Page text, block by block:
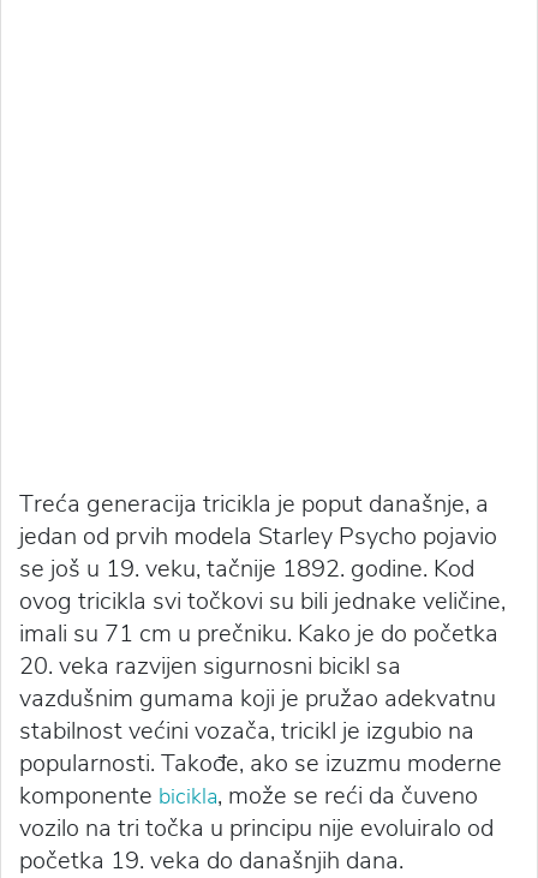
Treća generacija tricikla je poput današnje, a
jedan od prvih modela Starley Psycho pojavio
se još u 19. veku, tačnije 1892. godine. Kod
ovog tricikla svi točkovi su bili jednake veličine,
imali su 71 cm u prečniku. Kako je do početka
20. veka razvijen sigurnosni bicikl sa
vazdušnim gumama koji je pružao adekvatnu
stabilnost većini vozača, tricikl je izgubio na
popularnosti. Takođe, ako se izuzmu moderne
komponente bicikla, može se reći da čuveno
vozilo na tri točka u principu nije evoluiralo od
početka 19. veka do današnjih dana.